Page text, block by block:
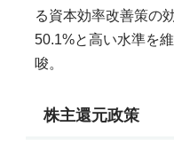
る資本効率改善策の
50.1%と高い水準を
唆。
株主還元政策